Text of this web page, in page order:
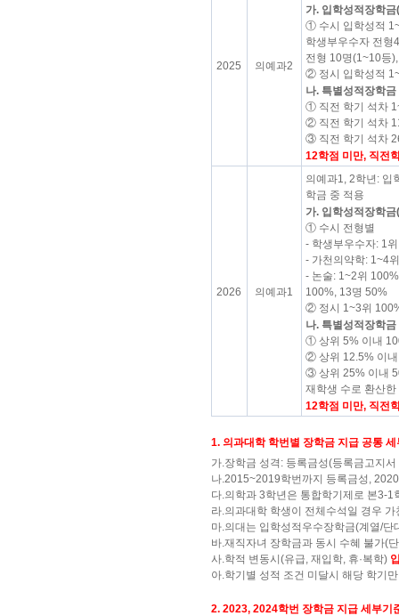
2025 의예과2
가. 입학성적장학
① 수시 입학성적
학생부우수자 전형
전형 10명(1~10등
② 정시 입학성적
나. 특별성적장학금
① 직전 학기 석차
② 직전 학기 석차
③ 직전 학기 석차
12학점 미만, 직전
2026 의예과1
의예과1, 2학년: 입
학금 중 적용
가. 입학성적장학
① 수시 전형별
- 학생부우수자: 1
- 가천의약학: 1~4
- 논술: 1~2위
100%, 13명 50%
② 정시 1~3위
나. 특별성적장학금
① 상위 5% 이내
② 상위 12.5% 이
③ 상위 25% 이내
재학생 수로 환산한
12학점 미만, 직전
1. 의과대학 학번별 장학금 지급 공통 세
가.장학금 성격: 등록금성(등록금고지
나.2015~2019학번까지 등록금성,
다.의학과 3학년은 통합학기제로 본3-
라.의과대학 학생이 전체수석일 경우
마.의대는 입학성적우수장학금(계열/
바.재직자녀 장학금과 동시 수혜 불가(
사.학적 변동시(유급, 재입학, 휴·복학)
아.학기별 성적 조건 미달시 해당 학기
2. 2023, 2024학번 장학금 지급 세부기